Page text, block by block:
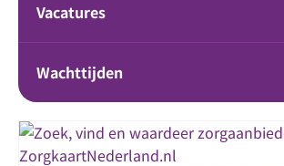
Vacatures
Wachttijden